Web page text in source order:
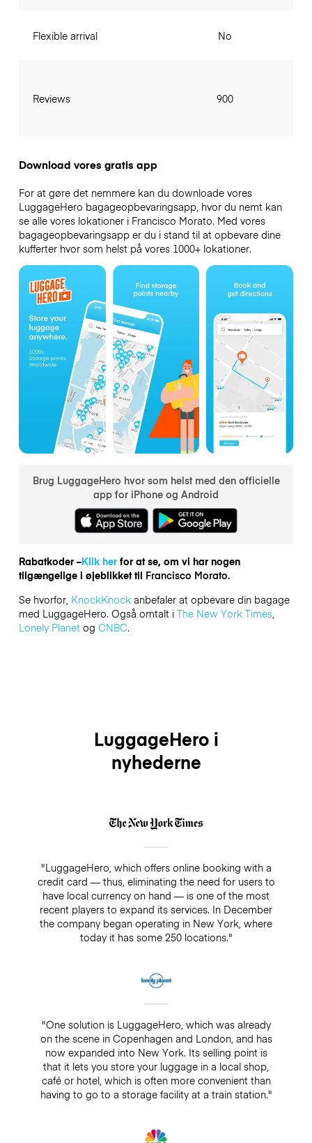
Flexible arrival
Reviews
No
900
Download vores gratis app
For at gøre det nemmere kan du downloade vores
LuggageHero bagageopbevaringsapp, hvor du nemt kan
se alle vores lokationer i Francisco Morato. Med vores
bagageopbevaringsapp er du i stand til at opbevare dine
kufferter hvor som helst på vores 1000+ lokationer.
Brug LuggageHero hvor som helst med den officielle
app for iPhone og Android
Rabatkoder –Klik herfor at se, om vi har nogen
tilgængelige i øjeblikket til Francisco Morato.
Se hvorfor, KnockKnockanbefaler at opbevare din bagage
med LuggageHero. Også omtalt i The New York Times,
Lonely Planetog CNBC.
LuggageHero i
nyhederne
"LuggageHero, which offers online booking with a
credit card — thus, eliminating the need for users to
have local currency on hand — is one of the most
recent players to expand its services. In December
the company began operating in New York, where
today it has some 250 locations."
"One solution is LuggageHero, which was already
on the scene in Copenhagen and London, and has
now expanded into New York. Its selling point is
that it lets you store your luggage in a local shop,
café or hotel, which is often more convenient than
having to go to a storage facility at a train station."